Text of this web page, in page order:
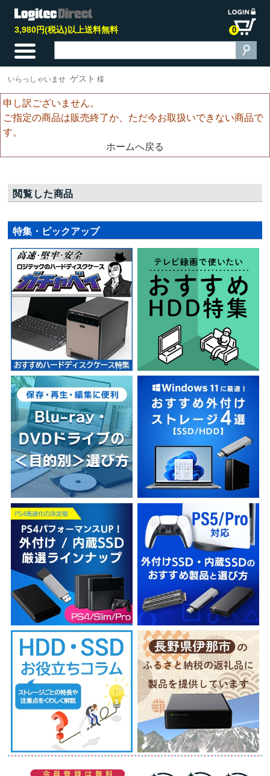
3,980円(税込)以上送料無料 0
いらっしゃいませ ゲスト 様
申し訳ございません。
ご指定の商品は販売終了か、ただ今お取扱いできない商品で
す。
ホームへ戻る
閲覧した商品
特集・ピックアップ